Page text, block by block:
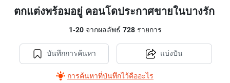
ตกแต่งพร้อมอยู่ คอนโดประกาศขายในบางรัก
1-20จากผลลัพธ์ 728รายการ
บันทึกการค้นหา
การค้นหาที่บันทึกไว้คืออะไร
แบ่งปัน